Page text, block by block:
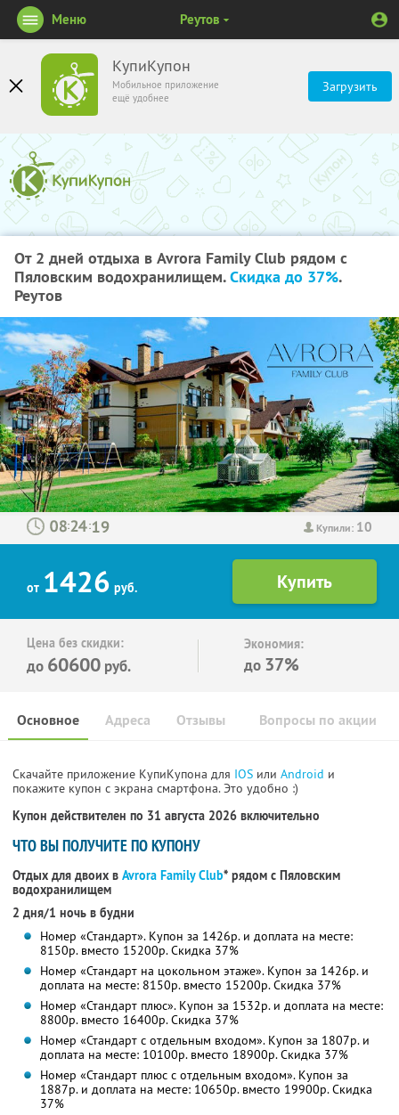
КупиКупон
Мобильное приложение
ещё удобнее
Загрузить
Меню Реутов
От 2 дней отдыха в Avrora Family Club рядом с
Пяловским водохранилищем.Скидка до 37%.
Реутов
Купили: 10
: :
от 1426 руб.
Цена без скидки:
до 60600 руб.
Экономия:
до 37%
Основное Отзывы Вопросы по акции
Адреса
Скачайте приложение КупиКупона для IOS или Android и
покажите купон с экрана смартфона. Это удобно :)
Купон действителен по 31 августа 2026 включительно
ЧТО ВЫ ПОЛУЧИТЕ ПО КУПОНУ
Отдых для двоих в Avrora Family Club* рядом с Пяловским
водохранилищем
2 дня/1 ночь в будни
Номер «Стандарт». Купон за 1426р. и доплата на месте:
8150р. вместо 15200р. Скидка 37%
Номер «Стандарт на цокольном этаже». Купон за 1426р. и
доплата на месте: 8150р. вместо 15200р. Скидка 37%
Номер «Стандарт плюс». Купон за 1532р. и доплата на месте:
8800р. вместо 16400р. Скидка 37%
Номер «Стандарт с отдельным входом». Купон за 1807р. и
доплата на месте: 10100р. вместо 18900р. Скидка 37%
Номер «Стандарт плюс с отдельным входом». Купон за
1887р. и доплата на месте: 10650р. вместо 19900р. Скидка
37%